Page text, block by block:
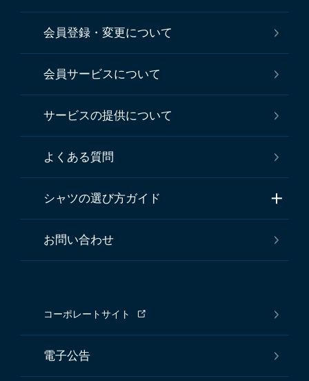
会員登録・変更について
会員サービスについて
サービスの提供について
よくある質問
シャツの選び方ガイド
お問い合わせ
コーポレートサイト
電子公告